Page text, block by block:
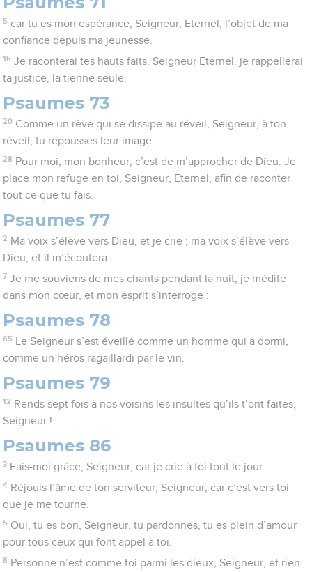
5 car tu es mon espérance, Seigneur, Eternel, l’objet de ma
confiance depuis ma jeunesse.
16 Je raconterai tes hauts faits, Seigneur Eternel, je rappellerai
ta justice, la tienne seule.
Psaumes 73
20 Comme un rêve qui se dissipe au réveil, Seigneur, à ton
réveil, tu repousses leur image.
28 Pour moi, mon bonheur, c’est de m’approcher de Dieu. Je
place mon refuge en toi, Seigneur, Eternel, afin de raconter
tout ce que tu fais.
Psaumes 77
2 Ma voix s’élève vers Dieu, et je crie ; ma voix s’élève vers
Dieu, et il m’écoutera.
7 Je me souviens de mes chants pendant la nuit, je médite
dans mon cœur, et mon esprit s’interroge :
Psaumes 78
65
Le Seigneur s’est éveillé comme un homme qui a dormi,
comme un héros ragaillardi par le vin.
Psaumes 79
12 Rends sept fois à nos voisins les insultes qu’ils t’ont faites,
Seigneur !
Psaumes 86
3 Fais-moi grâce, Seigneur, car je crie à toi tout le jour.
4 Réjouis l’âme de ton serviteur, Seigneur, car c’est vers toi
que je me tourne.
5 Oui, tu es bon, Seigneur, tu pardonnes, tu es plein d’amour
pour tous ceux qui font appel à toi.
8 Personne n’est comme toi parmi les dieux, Seigneur, et rien